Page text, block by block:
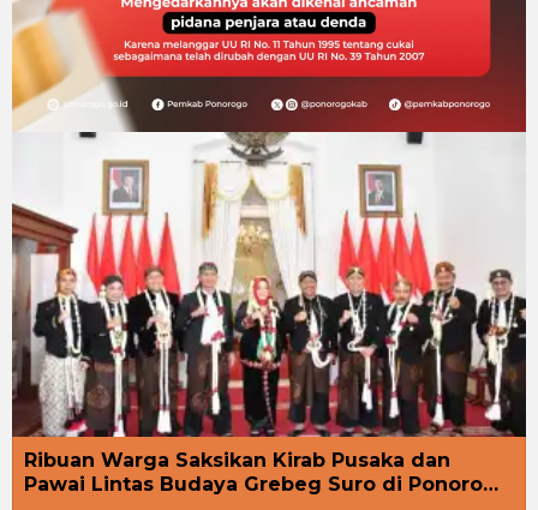
Ribuan Warga Saksikan Kirab Pusaka dan
Pawai Lintas Budaya Grebeg Suro di Ponoro…